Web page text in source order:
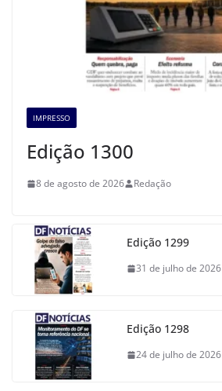
IMPRESSO
Edição 1300
8 de agosto de 2026 Redação
Edição 1299
31 de julho de 2026
Edição 1298
24 de julho de 2026